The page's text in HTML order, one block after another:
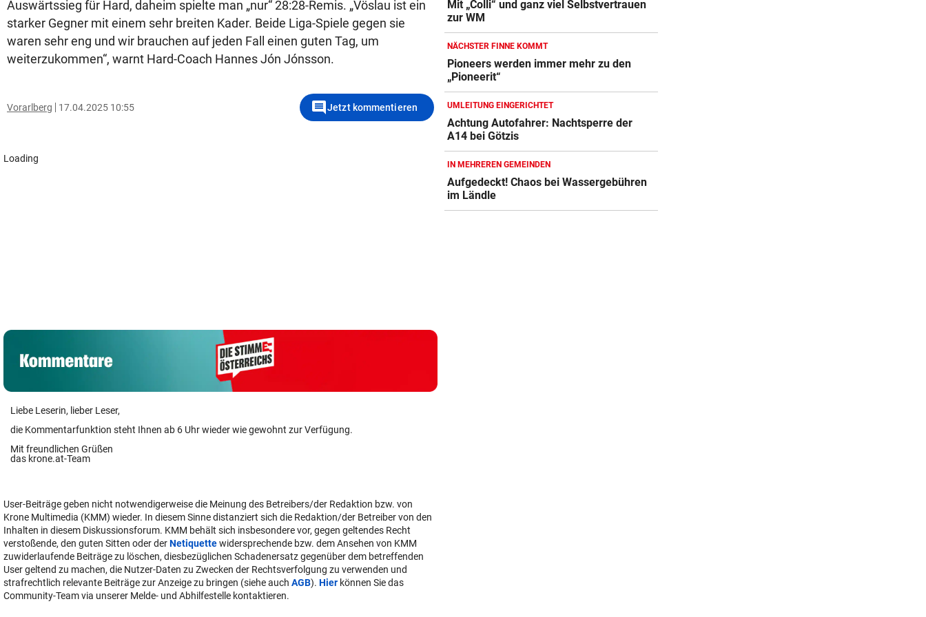
Auswärtssieg für Hard, daheim spielte man „nur“ 28:28-Remis. „Vöslau ist ein
starker Gegner mit einem sehr breiten Kader. Beide Liga-Spiele gegen sie
waren sehr eng und wir brauchen auf jeden Fall einen guten Tag, um
weiterzukommen“, warnt Hard-Coach Hannes Jón Jónsson.
Vorarlberg 17.04.2025 10:55 commentJetzt kommentieren
Loading
Liebe Leserin, lieber Leser,
die Kommentarfunktion steht Ihnen ab 6 Uhr wieder wie gewohnt zur Verfügung.
Mit freundlichen Grüßen
das krone.at-Team
User-Beiträge geben nicht notwendigerweise die Meinung des Betreibers/der Redaktion bzw. von
Krone Multimedia (KMM) wieder. In diesem Sinne distanziert sich die Redaktion/der Betreiber von den
Inhalten in diesem Diskussionsforum. KMM behält sich insbesondere vor, gegen geltendes Recht
verstoßende, den guten Sitten oder derNetiquettewidersprechende bzw. dem Ansehen von KMM
zuwiderlaufende Beiträge zu löschen, diesbezüglichen Schadenersatz gegenüber dem betreffenden
User geltend zu machen, die Nutzer-Daten zu Zwecken der Rechtsverfolgung zu verwenden und
strafrechtlich relevante Beiträge zur Anzeige zu bringen (siehe auch AGB). Hier können Sie das
Community-Team via unserer Melde- und Abhilfestelle kontaktieren.
Mit „Colli“ und ganz viel Selbstvertrauen
zur WM
NÄCHSTER FINNE KOMMT
Pioneers werden immer mehr zu den
„Pioneerit“
UMLEITUNG EINGERICHTET
Achtung Autofahrer: Nachtsperre der
A14 bei Götzis
IN MEHREREN GEMEINDEN
Aufgedeckt! Chaos bei Wassergebühren
im Ländle